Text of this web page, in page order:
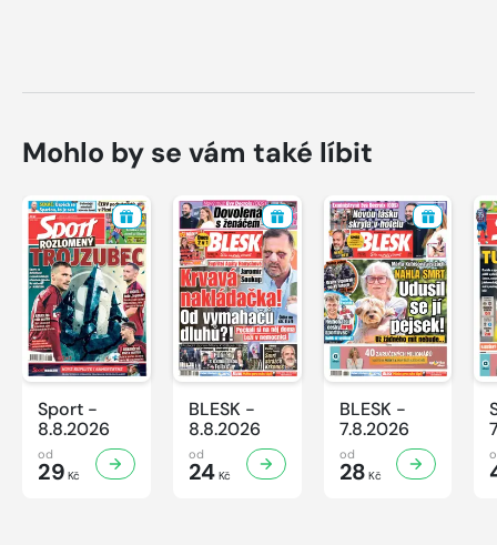
Mohlo by se vám také líbit
Sport -
8.8.2026
od
29 Kč
BLESK -
8.8.2026
od
24Kč
BLESK -
7.8.2026
od
28 Kč